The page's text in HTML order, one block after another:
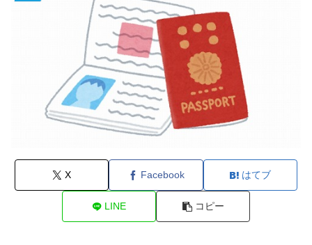
X Facebook はてブ
LINE コピー